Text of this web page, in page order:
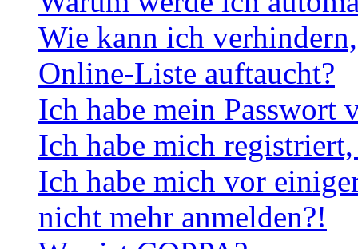
Wie kann ich
Online-Liste auftaucht?
Ich habe mein Passwort
Ich habe mich
Ich habe mich vor
nicht mehr anmelden?!